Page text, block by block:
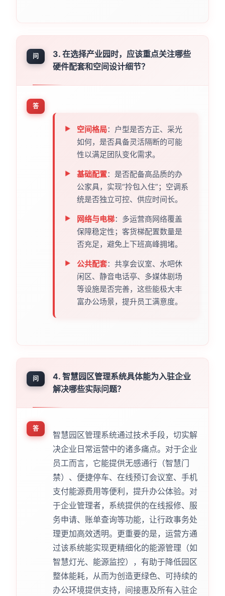
问
3. 在选择产业园时，应该重点关注哪些
硬件配套和空间设计细节？
答
空间格局：户型是否方正、采光
如何，是否具备灵活隔断的可能
性以满足团队变化需求。
基础配置：是否配备高品质的办
公家具，实现“拎包入住”；空调系
统是否独立可控、供应时间长。
网络与电梯：多运营商网络覆盖
保障稳定性；客货梯配置数量是
否充足，避免上下班高峰拥堵。
公共配套：共享会议室、水吧休
闲区、静音电话亭、多媒体剧场
等设施是否完善，这些能极大丰
富办公场景，提升员工满意度。
问
4. 智慧园区管理系统具体能为入驻企业
解决哪些实际问题？
答
智慧园区管理系统通过技术手段，切实解
决企业日常运营中的诸多痛点。对于企业
员工而言，它能提供无感通行（智慧门
禁）、便捷停车、在线预订会议室、手机
支付能源费用等便利，提升办公体验。对
于企业管理者，系统提供的在线报修、服
务申请、账单查询等功能，让行政事务处
理更加高效透明。更重要的是，运营方通
过该系统能实现更精细化的能源管理（如
智慧灯光、能源监控），有助于降低园区
整体能耗，从而为创造更绿色、可持续的
办公环境提供支持，间接惠及所有入驻企